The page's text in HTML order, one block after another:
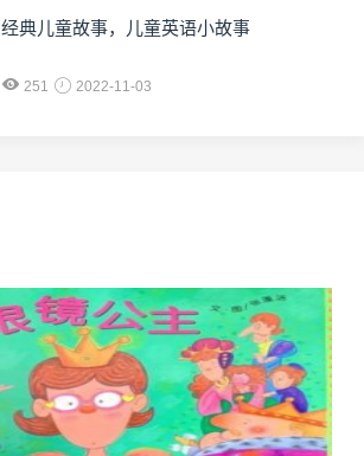
经典儿童故事，儿童英语小故事
251 2022-11-03